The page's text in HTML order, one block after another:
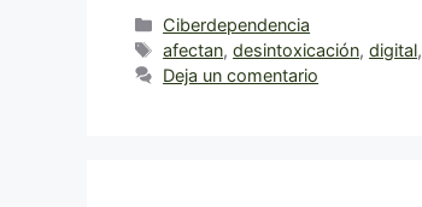
Categorías
Ciberdependencia
Etiquetas
afectan,desintoxicación,digital,
Deja un comentario